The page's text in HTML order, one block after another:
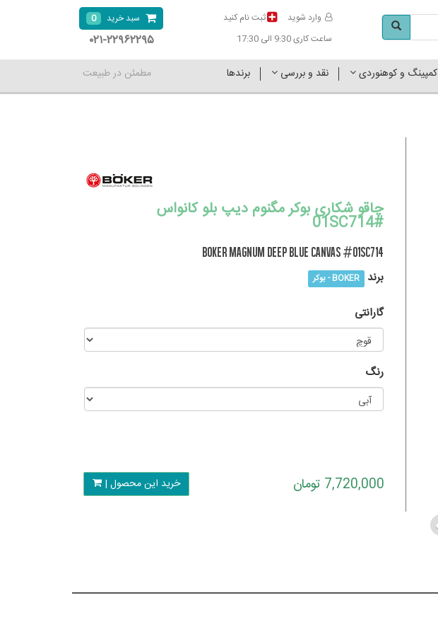
وارد شوید
ثبت نام کنید
ساعت کاری 9:30 الی 17:30
سبد خرید 0
۰۲۱-۲۲۹۶۲۲۹۵
کمپینگ و کوهنوردی نقد و بررسی برندها مطمئن در طبیعت
Previous
چاقو شکاری بوکر مگنوم دیپ بلو کانواس
#01SC714
BOKER MAGNUM Deep Blue Canvas #01SC714
برند BOKER - بوکر
گارانتی
رنگ
7,720,000 تومان خرید این محصول |